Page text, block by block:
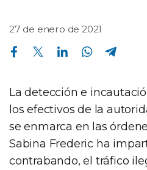
27 de enero de 2021
Compartir en Facebook Compartir en Twitter Compartir en Linkedin Compartir en Whatsapp
La detección e
los efectivos de la
se enmarca en las
Sabina Frederic ha
contrabando, el tráfico